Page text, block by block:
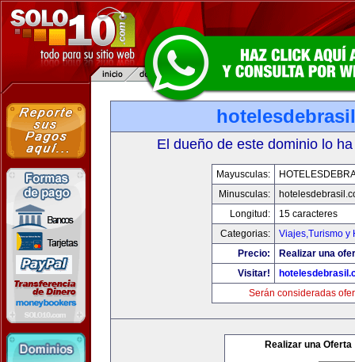
El dueño de este dominio lo
Mayusculas:
Minusculas:
Longitud:
15 caracteres
Categorias:
Viajes,Turismo y
Precio:
Realizar una
Visitar!
Serán consideradas
Realizar una Oferta